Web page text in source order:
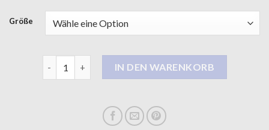
Größe
kurzer trenchcoat damen Menge
IN DEN WARENKORB